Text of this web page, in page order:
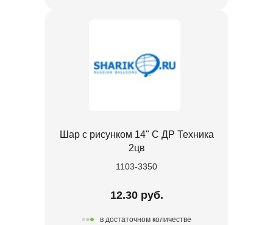
Шар с рисунком 14" С ДР Техника
2цв
1103-3350
12.30 руб.
в достаточном количестве